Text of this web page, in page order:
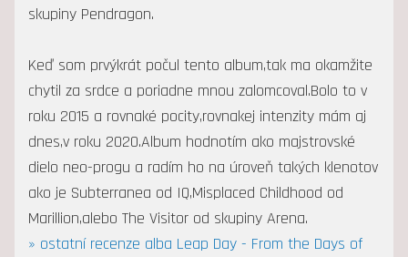
skupiny Pendragon.
Keď som prvýkrát počul tento album,tak ma okamžite
chytil za srdce a poriadne mnou zalomcoval.Bolo to v
roku 2015 a rovnaké pocity,rovnakej intenzity mám aj
dnes,v roku 2020.Album hodnotím ako majstrovské
dielo neo-progu a radím ho na úroveň takých klenotov
ako je Subterranea od IQ,Misplaced Childhood od
Marillion,alebo The Visitor od skupiny Arena.
» ostatní recenze alba Leap Day - From the Days of